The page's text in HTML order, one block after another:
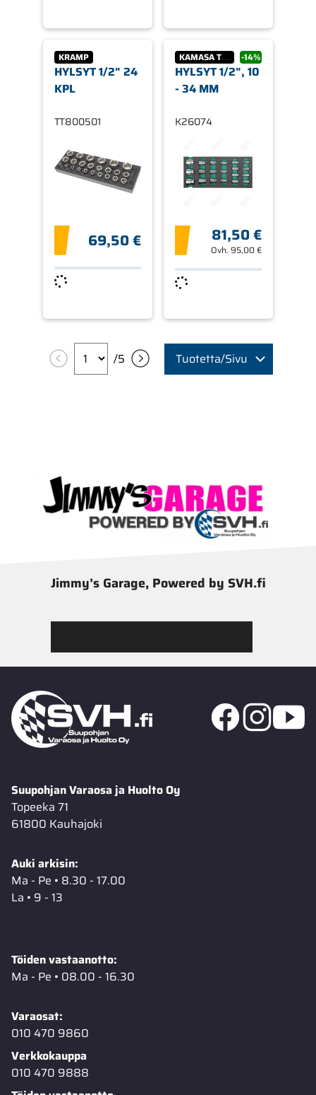
KRAMP
HYLSYT 1/2" 24
KPL
TT800501
69,50 €
KAMASA TOOLS -14%
HYLSYT 1/2", 10
- 34 MM
K26074
81,50 €
Ovh.95,00 €
/5 Tuotetta/Sivu
Jimmy’s Garage, Powered by SVH.fi
Suupohjan Varaosa ja Huolto Oy
Topeeka 71
61800 Kauhajoki
Auki arkisin:
Ma - Pe • 8.30 - 17.00
La • 9 - 13
Töiden vastaanotto:
Ma - Pe • 08.00 - 16.30
Varaosat:
010 470 9860
Verkkokauppa
010 470 9888